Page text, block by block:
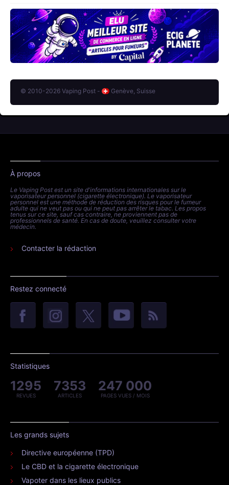
© 2010-2026 Vaping Post - Genève, Suisse
À propos
Le Vaping Post est un site d'informations internationales sur le
vaporisateur personnel (cigarette électronique). Le vaporisateur
personnel est une méthode de réduction des risques pour le fumeur
adulte qui ne veut pas ou qui ne peut pas arrêter le tabac. Les propos
tenus sur ce site, sauf cas contraire, ne proviennent pas de
professionnels de santé. En cas de doute, veuillez consulter votre
médecin.
Contacter la rédaction
Restez connecté
Statistiques
1295
REVUES
7353
ARTICLES
247 000
PAGES VUES / MOIS
Les grands sujets
Directive européenne (TPD)
Le CBD et la cigarette électronique
Vapoter dans les lieux publics